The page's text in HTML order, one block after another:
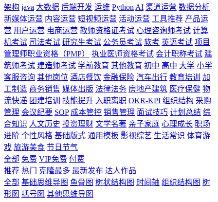
架构 java 大数据 后端开发 运维 Python AI 渠道运营 数据分析
新媒体运营 内容运营 短视频运营 活动运营 工具推荐 产品运
营 用户运营 电商运营 教师资格证考试 心理咨询师考试 计算
机考试 司法考试 研究生考试 公务员考试 软考 英语考试 项目
管理师职业资格（PMP）
执业医师资格考试 会计职称考试 建
筑师考试 建造师考试 学前教育 其他教育 初中 高中 大学 小学
客服咨询 其他岗位 酒店餐饮 金融保险 汽车出行 教育培训
加
工制造 商务销售 媒体出版 法律法务 房地产建筑 医疗保健 物
流快递 团建培训 技能提升 入职离职 OKR-KPI 组织结构 采购
管理 会议纪要 SOP 成本管控 销售管理 面试技巧 计划总结 综
合知识 人文历史 投资理财 文学名著 亲子家庭 心理成长 职场
进阶 个性风格 基础版式 通用模板 影视综艺 生活常识 体育游
戏 旅游美食 节日节气
全部 免费 VIP免费 付费
推荐 热门 克隆最多 最新发布 达人作品
全部 基础思维导图 鱼骨图 树状结构图 时间轴 组织结构图 树
形图 括号图 其他思维导图